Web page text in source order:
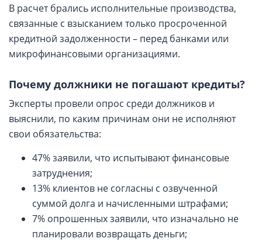
В расчет брались исполнительные производства,
связанные с взысканием только просроченной
кредитной задолженности – перед банками или
микрофинансовыми организациями.
Почему должники не погашают кредиты?
Эксперты провели опрос среди должников и
выяснили, по каким причинам они не исполняют
свои обязательства:
47% заявили, что испытывают финансовые
затруднения;
13% клиентов не согласны с озвученной
суммой долга и начисленными штрафами;
7% опрошенных заявили, что изначально не
планировали возвращать деньги;